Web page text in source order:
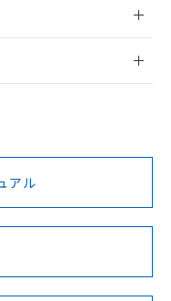
録
前に、以下を必ずお読
アル